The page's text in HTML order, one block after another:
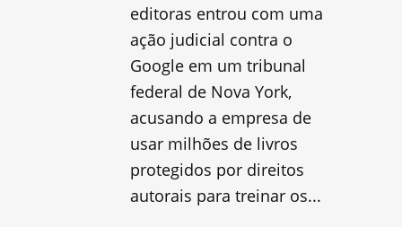
editoras entrou com uma
ação judicial contra o
Google em um tribunal
federal de Nova York,
acusando a empresa de
usar milhões de livros
protegidos por direitos
autorais para treinar os...